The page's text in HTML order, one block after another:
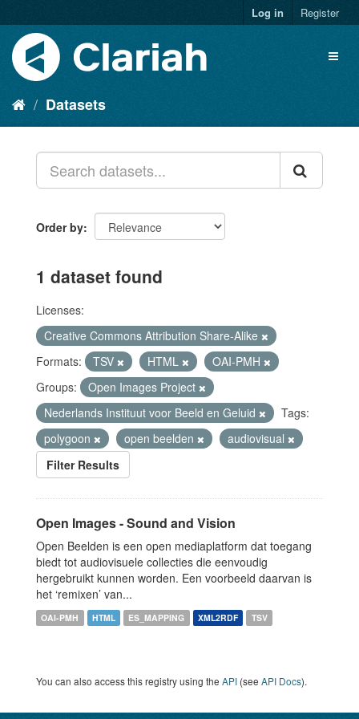
Log in Register
Datasets
Order by
1 dataset found
Licenses:
Creative Commons Attribution Share-Alike
Formats:
TSV HTML
OAI-PMH
Groups:
Open Images Project
Nederlands Instituut voor Beeld en Geluid
Tags:
polygoon
open beelden
audiovisual
Filter Results
Open Images - Sound and Vision
Open Beelden is een open mediaplatform dat toegang
biedt tot audiovisuele collecties die eenvoudig
hergebruikt kunnen worden. Een voorbeeld daarvan is
het ‘remixen’ van...
OAI-PMH HTML ES_MAPPING XML2RDF TSV
You can also access this registry using the API (see API Docs).